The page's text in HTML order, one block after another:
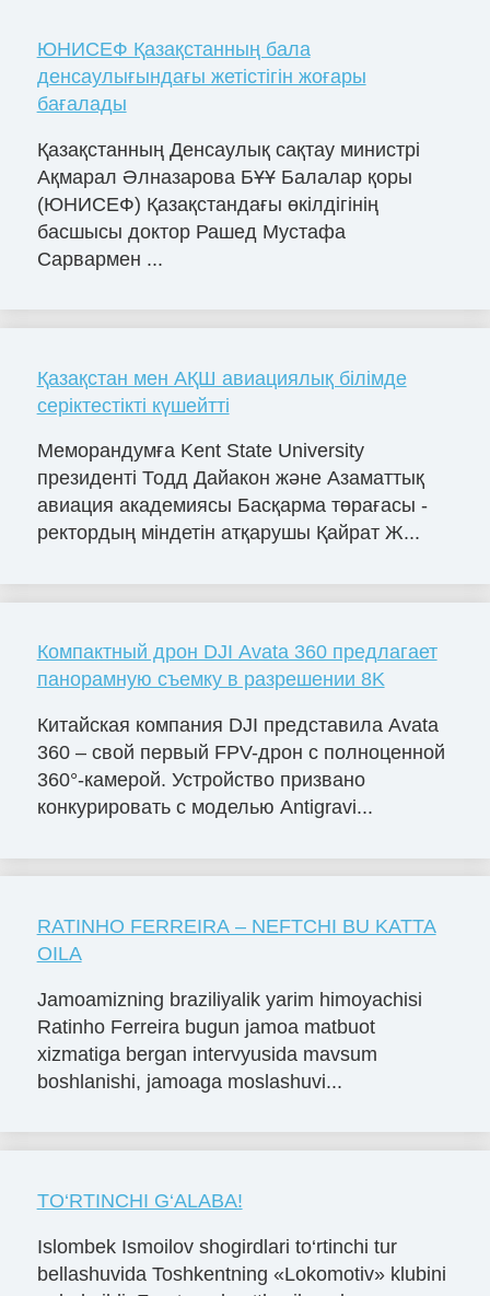
ЮНИСЕФ Қазақстанның бала
денсаулығындағы жетістігін жоғары
бағалады
Қазақстанның Денсаулық сақтау министрі
Ақмарал Әлназарова БҰҰ Балалар қоры
(ЮНИСЕФ) Қазақстандағы өкілдігінің
басшысы доктор Рашед Мустафа
Сарвармен ...
Қазақстан мен АҚШ авиациялық білімде
серіктестікті күшейтті
Меморандумға Kent State University
президенті Тодд Дайакон және Азаматтық
авиация академиясы Басқарма төрағасы -
ректордың міндетін атқарушы Қайрат Ж...
Компактный дрон DJI Avata 360 предлагает
панорамную съемку в разрешении 8K
Китайская компания DJI представила Avata
360 – свой первый FPV-дрон с полноценной
360°-камерой. Устройство призвано
конкурировать с моделью Antigravi...
RATINHO FERREIRA – NEFTCHI BU KATTA
OILA
Jamoamizning braziliyalik yarim himoyachisi
Ratinho Ferreira bugun jamoa matbuot
xizmatiga bergan intervyusida mavsum
boshlanishi, jamoaga moslashuvi...
TO‘RTINCHI G‘ALABA!
Islombek Ismoilov shogirdlari to‘rtinchi tur
bellashuvida Toshkentning «Lokomotiv» klubini